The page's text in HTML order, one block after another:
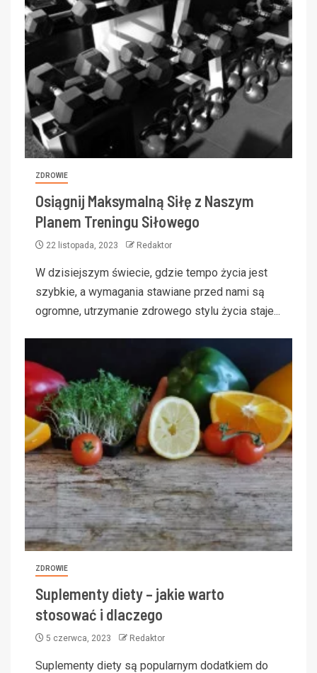
ZDROWIE
Osiągnij Maksymalną Siłę z Naszym
Planem Treningu Siłowego
22 listopada, 2023 Redaktor
W dzisiejszym świecie, gdzie tempo życia jest
szybkie, a wymagania stawiane przed nami są
ogromne, utrzymanie zdrowego stylu życia staje...
ZDROWIE
Suplementy diety – jakie warto
stosować i dlaczego
5 czerwca, 2023 Redaktor
Suplementy diety są popularnym dodatkiem do